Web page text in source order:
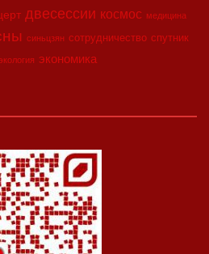
двесессии космос медицина
синьцзян сотрудничество спутник
экология экономика